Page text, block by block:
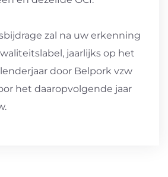
zal na uw erkenning
jaarlijks op het
door Belpork vzw
het daaropvolgende jaar